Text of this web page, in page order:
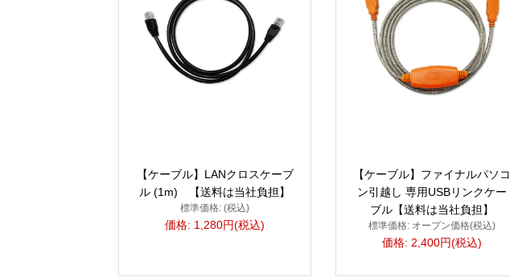
【ケーブル】LANクロスケーブ
ル (1m) 【送料は当社負担】
標準価格: (税込)
価格: 1,280円(税込)
【ケーブル】ファイナルパソコ
ン引越し 専用USBリンクケー
ブル【送料は当社負担】
標準価格: オープン価格(税込)
価格: 2,400円(税込)